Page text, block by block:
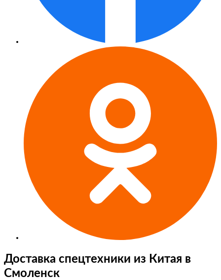
Доставка спецтехники из Китая в
Смоленск